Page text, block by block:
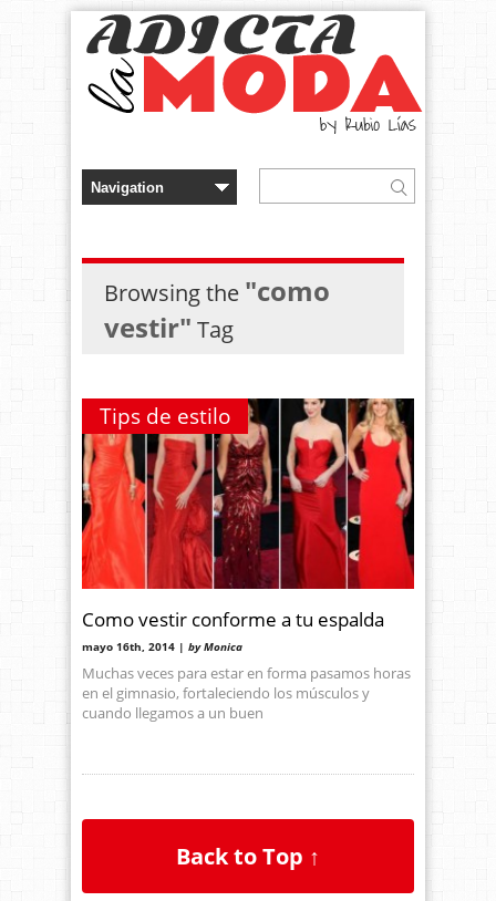
Browsing the "como
vestir" Tag
Tips de estilo
Como vestir conforme a tu espalda
mayo 16th, 2014 | by Monica
Muchas veces para estar en forma pasamos horas
en el gimnasio, fortaleciendo los músculos y
cuando llegamos a un buen
Back to Top ↑